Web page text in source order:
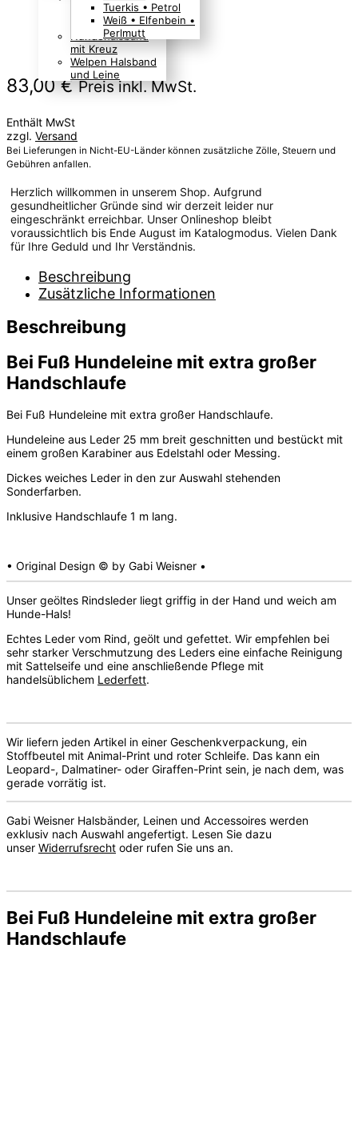
Boho Indianer
Hippie Look
Hundehalsband
mit Kreuz
Welpen Halsband
und Leine
Tuerkis • Petrol
Weiß • Elfenbein •
Perlmutt
83,00€ Preis inkl. MwSt.
Enthält MwSt
zzgl. Versand
Bei Lieferungen in Nicht-EU-Länder können zusätzliche Zölle, Steuern und
Gebühren anfallen.
Herzlich willkommen in unserem Shop. Aufgrund
gesundheitlicher Gründe sind wir derzeit leider nur
eingeschränkt erreichbar. Unser Onlineshop bleibt
voraussichtlich bis Ende August im Katalogmodus. Vielen Dank
für Ihre Geduld und Ihr Verständnis.
Beschreibung
Zusätzliche Informationen
Beschreibung
Bei Fuß Hundeleine mit extra großer
Handschlaufe
Bei Fuß Hundeleine mit extra großer Handschlaufe.
Hundeleine aus Leder 25 mm breit geschnitten und bestückt mit
einem großen Karabiner aus Edelstahl oder Messing.
Dickes weiches Leder in den zur Auswahl stehenden
Sonderfarben.
Inklusive Handschlaufe 1 m lang.
• Original Design © by Gabi Weisner •
Unser geöltes Rindsleder liegt griffig in der Hand und weich am
Hunde-Hals!
Echtes Leder vom Rind, geölt und gefettet. Wir empfehlen bei
sehr starker Verschmutzung des Leders eine einfache Reinigung
mit Sattelseife und eine anschließende Pflege mit
handelsüblichem Lederfett.
Wir liefern jeden Artikel in einer Geschenkverpackung, ein
Stoffbeutel mit Animal-Print und roter Schleife. Das kann ein
Leopard-, Dalmatiner- oder Giraffen-Print sein, je nach dem, was
gerade vorrätig ist.
Gabi Weisner Halsbänder, Leinen und Accessoires werden
exklusiv nach Auswahl angefertigt. Lesen Sie dazu
unser Widerrufsrecht oder rufen Sie uns an.
Bei Fuß Hundeleine mit extra großer
Handschlaufe